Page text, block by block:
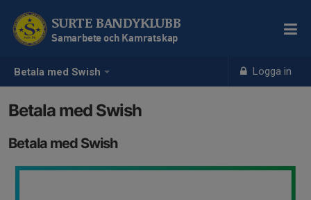
Betala med Swish Logga in
SURTE BANDYKLUBB
Samarbete och Kamratskap
Betala med Swish
Betala med Swish